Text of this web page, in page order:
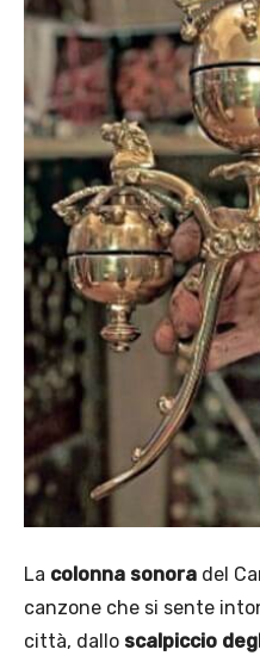
La colonna sonora del
canzone che si sente
città, dallo scalpiccio